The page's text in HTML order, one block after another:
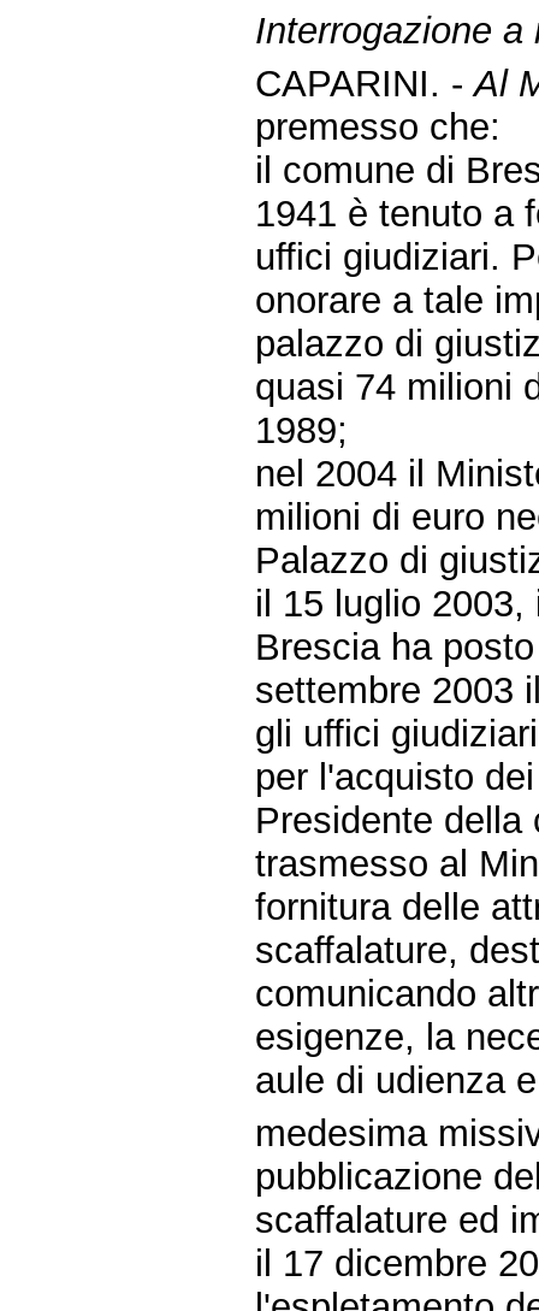
Interrogazione
CAPARINI. -Al
premesso che:
il comune di
1941 è tenuto a
uffici giudiziari.
onorare a tale
palazzo di
quasi 74 milioni
1989;
nel 2004 il
milioni di euro
Palazzo di
il 15 luglio
Brescia ha
settembre 2003
gli uffici
per l'acquisto
Presidente della
trasmesso al
fornitura delle
scaffalature,
comunicando
esigenze, la
aule di udienza
medesima
pubblicazione
scaffalature ed
il 17 dicembre